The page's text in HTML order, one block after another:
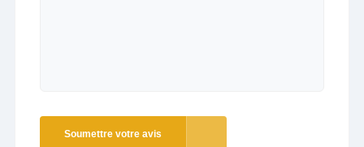
Soumettre votre avis